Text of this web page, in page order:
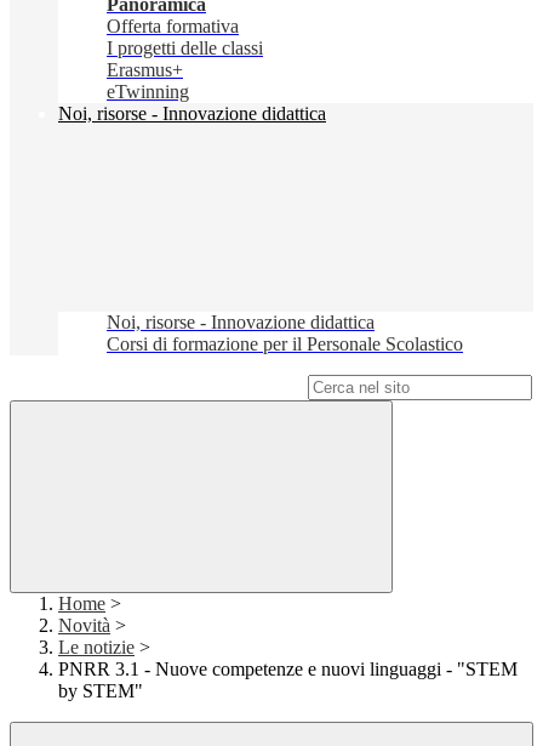
Panoramica
Offerta formativa
I progetti delle classi
Erasmus+
eTwinning
Noi, risorse - Innovazione didattica
Noi, risorse - Innovazione didattica
Corsi di formazione per il Personale Scolastico
Home >
Novità >
Le notizie >
PNRR 3.1 - Nuove competenze e nuovi linguaggi - "STEM
by STEM"